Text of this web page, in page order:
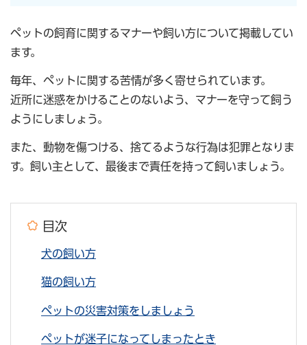
ペットの飼育に関するマナーや飼い方について掲載してい
ます。
毎年、ペットに関する苦情が多く寄せられています。
近所に迷惑をかけることのないよう、マナーを守って飼う
ようにしましょう。
また、動物を傷つける、捨てるような行為は犯罪となりま
す。飼い主として、最後まで責任を持って飼いましょう。
目次
犬の飼い方
猫の飼い方
ペットの災害対策をしましょう
ペットが迷子になってしまったとき